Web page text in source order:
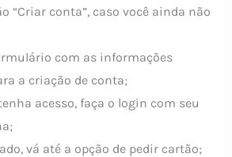
“Criar conta”, caso você ainda não
com as informações
a criação de conta;
acesso, faça o login com seu
vá até a opção de pedir cartão;